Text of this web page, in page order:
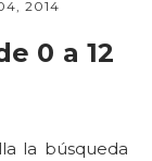
2014
0 a 12
la búsqueda